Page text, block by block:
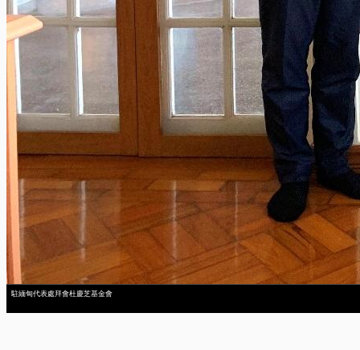
駐緬甸代表處拜會杜慶芝基金會